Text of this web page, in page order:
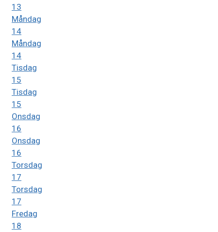
13
Måndag
14
Måndag
14
Tisdag
15
Tisdag
15
Onsdag
16
Onsdag
16
Torsdag
17
Torsdag
17
Fredag
18